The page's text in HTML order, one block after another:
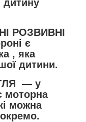
РОЗВИВНІ
є
, яка
дитини.
— у
моторна
можна